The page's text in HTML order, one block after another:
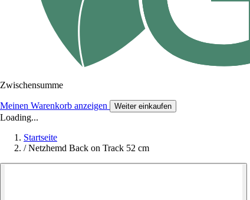
Zwischensumme
Meinen Warenkorb anzeigen Weiter einkaufen
Loading...
Startseite
/ Netzhemd Back on Track 52 cm